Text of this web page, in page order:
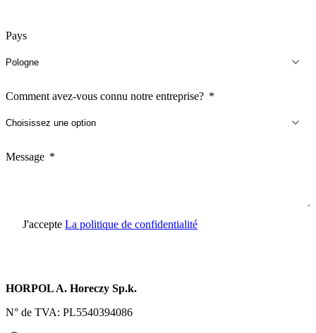
Pays
Comment avez-vous connu notre entreprise?
Message
J'accepte La politique de confidentialité
HORPOL A. Horeczy Sp.k.
N° de TVA: PL5540394086